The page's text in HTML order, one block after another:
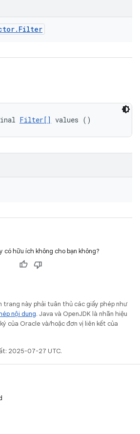
. Filter
Filter[] values ()
có hữu ích không cho bạn không?
trang này phải tuân thủ các giấy phép như
nội dung. Java và OpenJDK là nhãn hiệu
của Oracle và/hoặc đơn vị liên kết của
2025-07-27 UTC.